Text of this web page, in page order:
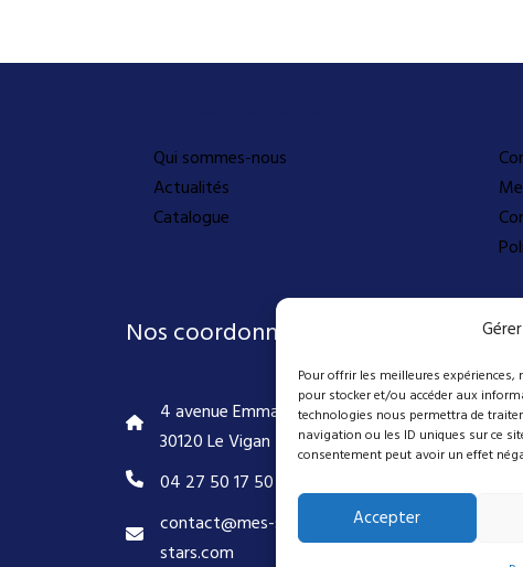
Pour offrir les meilleures
pour stocker et/ou accéder aux
technologies nous permettra de
navigation ou les ID uniques sur ce
consentement peut avoir un effet
Accepter
Qui sommes-nous
Actualités
Catalogue
Nos coordonnées
4 avenue Emmanuel D'Alzon
30120 Le Vigan
04 27 50 17 50
contact@mes-scenes-de-
stars.com